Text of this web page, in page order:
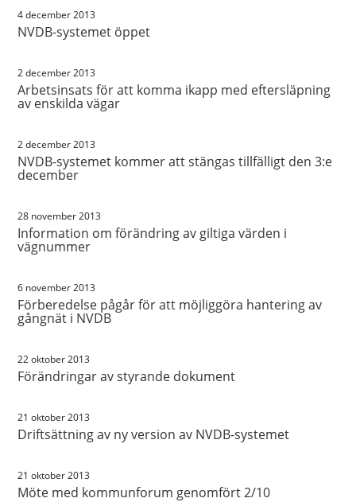
4 december 2013
NVDB-systemet öppet
2 december 2013
Arbetsinsats för att komma ikapp med eftersläpning
av enskilda vägar
2 december 2013
NVDB-systemet kommer att stängas tillfälligt den 3:e
december
28 november 2013
Information om förändring av giltiga värden i
vägnummer
6 november 2013
Förberedelse pågår för att möjliggöra hantering av
gångnät i NVDB
22 oktober 2013
Förändringar av styrande dokument
21 oktober 2013
Driftsättning av ny version av NVDB-systemet
21 oktober 2013
Möte med kommunforum genomfört 2/10